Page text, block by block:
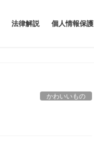
法律解説 個人情報保護
かわいいもの